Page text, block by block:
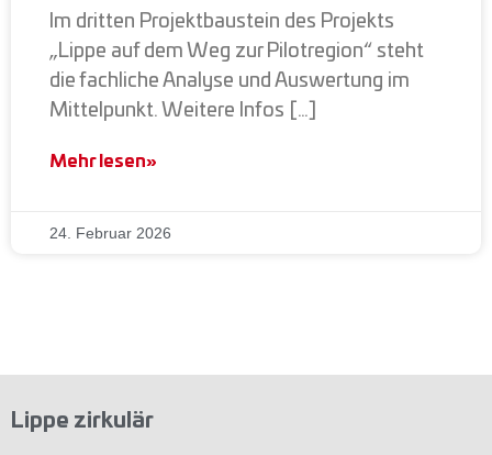
Im dritten Projektbaustein des Projekts
„Lippe auf dem Weg zur Pilotregion“ steht
die fachliche Analyse und Auswertung im
Mittelpunkt. Weitere Infos […]
Mehr lesen»
24. Februar 2026
Lippe zirkulär